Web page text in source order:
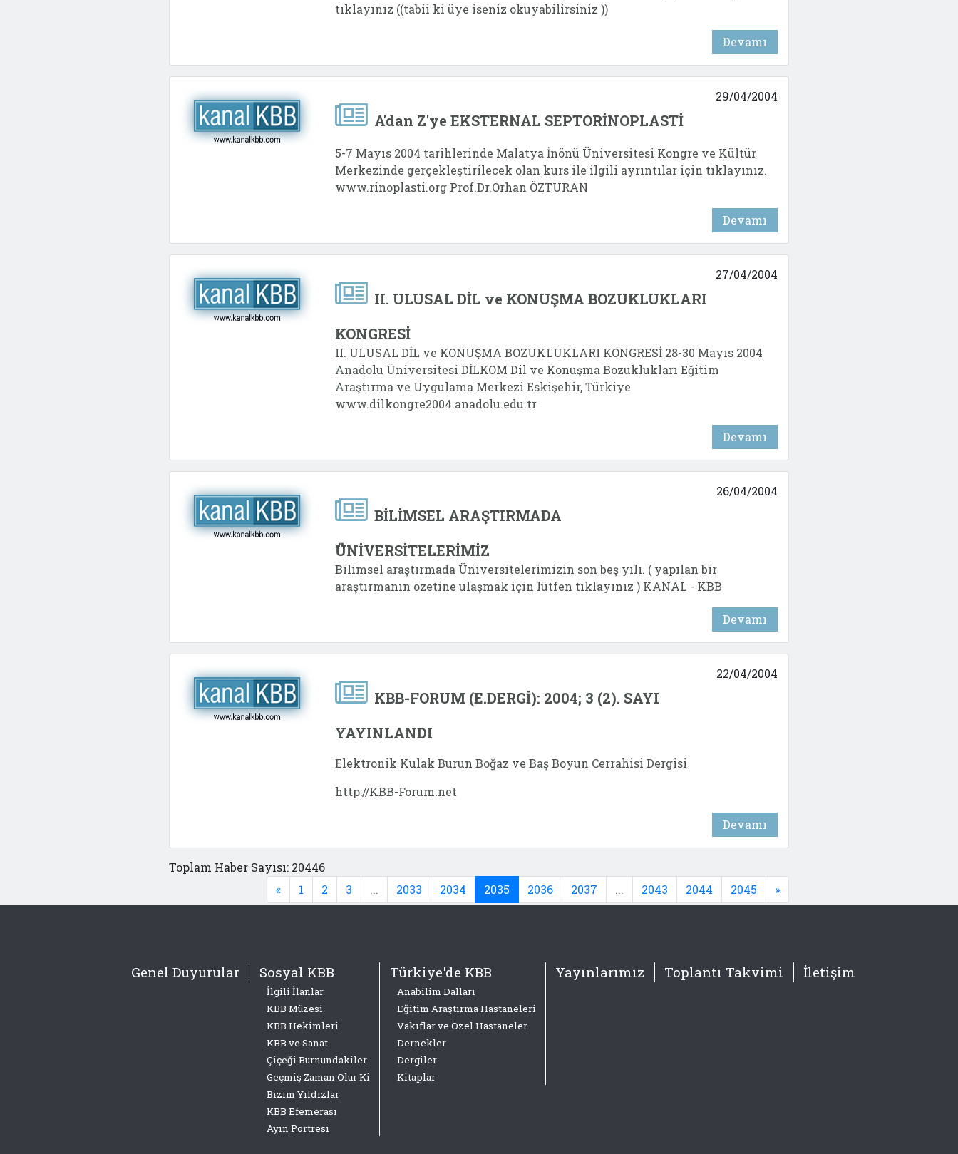
tıklayınız ((tabii ki üye iseniz okuyabilirsiniz ))
Devamı
29/04/2004
A'dan Z'ye EKSTERNAL SEPTORİNOPLASTİ
5-7 Mayıs 2004 tarihlerinde Malatya İnönü Üniversitesi Kongre ve Kültür
Merkezinde gerçekleştirilecek olan kurs ile ilgili ayrıntılar için tıklayınız.
www.rinoplasti.org Prof.Dr.Orhan ÖZTURAN
Devamı
27/04/2004
II. ULUSAL DİL ve KONUŞMA BOZUKLUKLARI
KONGRESİ
II. ULUSAL DİL ve KONUŞMA BOZUKLUKLARI KONGRESİ 28-30 Mayıs 2004
Anadolu Üniversitesi DİLKOM Dil ve Konuşma Bozuklukları Eğitim
Araştırma ve Uygulama Merkezi Eskişehir, Türkiye
www.dilkongre2004.anadolu.edu.tr
Devamı
26/04/2004
BİLİMSEL ARAŞTIRMADA
ÜNİVERSİTELERİMİZ
Bilimsel araştırmada Üniversitelerimizin son beş yılı. ( yapılan bir
araştırmanın özetine ulaşmak için lütfen tıklayınız ) KANAL - KBB
Devamı
22/04/2004
KBB-FORUM (E.DERGİ): 2004; 3 (2). SAYI
YAYINLANDI
Elektronik Kulak Burun Boğaz ve Baş Boyun Cerrahisi Dergisi
http://KBB-Forum.net
Devamı
Toplam Haber Sayısı: 20446
«
1 2 3 ... 2033 2034 2035 2036 2037 ... 2043 2044 2045 »
Genel Duyurular Sosyal KBB
İlgili İlanlar
KBB Müzesi
KBB Hekimleri
KBB ve Sanat
Çiçeği Burnundakiler
Geçmiş Zaman Olur Ki
Bizim Yıldızlar
KBB Efemerası
Ayın Portresi
Türkiye'de KBB
Anabilim Dalları
Eğitim Araştırma Hastaneleri
Vakıflar ve Özel Hastaneler
Dernekler
Dergiler
Kitaplar
Yayınlarımız Toplantı Takvimi İletişim